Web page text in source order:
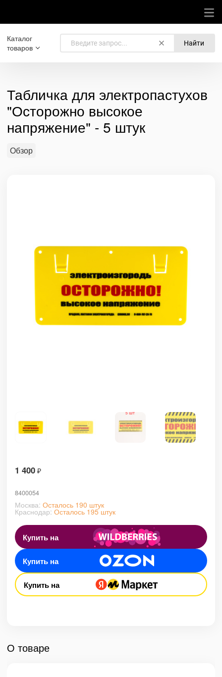
Каталог
товаров
Найти
Табличка для электропастухов
"Осторожно высокое
напряжение" - 5 штук
Обзор
1 400 ₽
8400054
Москва: Осталось 190 штук
Краснодар: Осталось 195 штук
Купить на
Купить на
Купить на
О товаре